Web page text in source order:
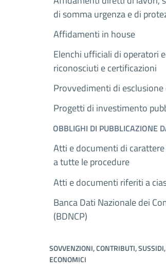
di somma urgenza e di
Affidamenti in house
Elenchi ufficiali di operatori
riconosciuti e certificazioni
Provvedimenti di
Progetti di investimento
OBBLIGHI DI
Atti e documenti di
a tutte le procedure
Atti e documenti riferiti a
Banca Dati Nazionale dei
(BDNCP)
SOVVENZIONI, CONTRIBUTI,
ECONOMICI